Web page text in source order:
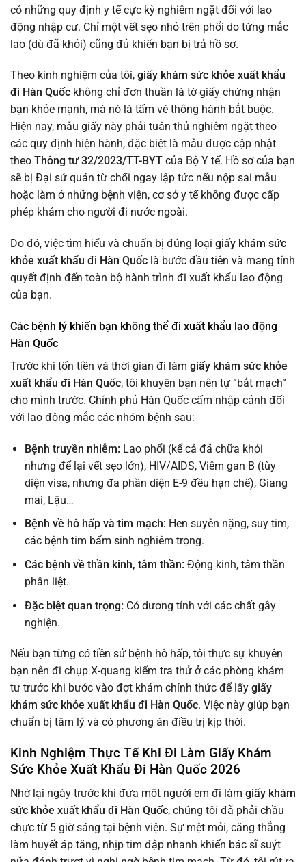
có những quy định y tế cực kỳ nghiêm ngặt đối với lao
động nhập cư. Chỉ một vết sẹo nhỏ trên phổi do từng mắc
lao (dù đã khỏi) cũng đủ khiến bạn bị trả hồ sơ.
Theo kinh nghiệm của tôi, giấy khám sức khỏe xuất khẩu
đi Hàn Quốc không chỉ đơn thuần là tờ giấy chứng nhận
bạn khỏe mạnh, mà nó là tấm vé thông hành bắt buộc.
Hiện nay, mẫu giấy này phải tuân thủ nghiêm ngặt theo
các quy định hiện hành, đặc biệt là mẫu được cập nhật
theo Thông tư 32/2023/TT-BYT của Bộ Y tế. Hồ sơ của bạn
sẽ bị Đại sứ quán từ chối ngay lập tức nếu nộp sai mẫu
hoặc làm ở những bệnh viện, cơ sở y tế không được cấp
phép khám cho người đi nước ngoài.
Do đó, việc tìm hiểu và chuẩn bị đúng loại giấy khám sức
khỏe xuất khẩu đi Hàn Quốc là bước đầu tiên và mang tính
quyết định đến toàn bộ hành trình đi xuất khẩu lao động
của bạn.
Các bệnh lý khiến bạn không thể đi xuất khẩu lao động
Hàn Quốc
Trước khi tốn tiền và thời gian đi làm giấy khám sức khỏe
xuất khẩu đi Hàn Quốc, tôi khuyên bạn nên tự “bắt mạch”
cho mình trước. Chính phủ Hàn Quốc cấm nhập cảnh đối
với lao động mắc các nhóm bệnh sau:
Bệnh truyền nhiễm: Lao phổi (kể cả đã chữa khỏi
nhưng để lại vết sẹo lớn), HIV/AIDS, Viêm gan B (tùy
diện visa, nhưng đa phần diện E-9 đều hạn chế), Giang
mai, Lậu…
Bệnh về hô hấp và tim mạch: Hen suyễn nặng, suy tim,
các bệnh tim bẩm sinh nghiêm trọng.
Các bệnh về thần kinh, tâm thần: Động kinh, tâm thần
phân liệt.
Đặc biệt quan trọng: Có dương tính với các chất gây
nghiện.
Nếu bạn từng có tiền sử bệnh hô hấp, tôi thực sự khuyên
bạn nên đi chụp X-quang kiểm tra thử ở các phòng khám
tư trước khi bước vào đợt khám chính thức để lấy giấy
khám sức khỏe xuất khẩu đi Hàn Quốc. Việc này giúp bạn
chuẩn bị tâm lý và có phương án điều trị kịp thời.
Kinh Nghiệm Thực Tế Khi Đi Làm Giấy Khám
Sức Khỏe Xuất Khẩu Đi Hàn Quốc 2026
Nhớ lại ngày trước khi đưa một người em đi làm giấy khám
sức khỏe xuất khẩu đi Hàn Quốc, chúng tôi đã phải chầu
chực từ 5 giờ sáng tại bệnh viện. Sự mệt mỏi, căng thẳng
làm huyết áp tăng, nhịp tim đập nhanh khiến bác sĩ suýt